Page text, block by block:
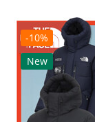
-10%
New